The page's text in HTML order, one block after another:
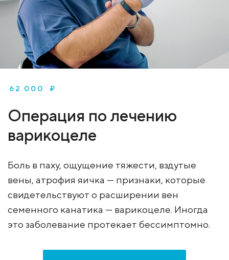
62 000 ₽
Операция по лечению
варикоцеле
Боль в паху, ощущение тяжести, вздутые
вены, атрофия яичка — признаки, которые
свидетельствуют о расширении вен
семенного канатика — варикоцеле. Иногда
это заболевание протекает бессимптомно.